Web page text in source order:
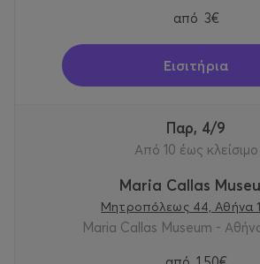
από 3€
Εισιτήρια
Παρ, 4/9
Από 10 έως κλείσιμο
Maria Callas
Μητροπόλεως 44, Αθήνα
Maria Callas Museum -